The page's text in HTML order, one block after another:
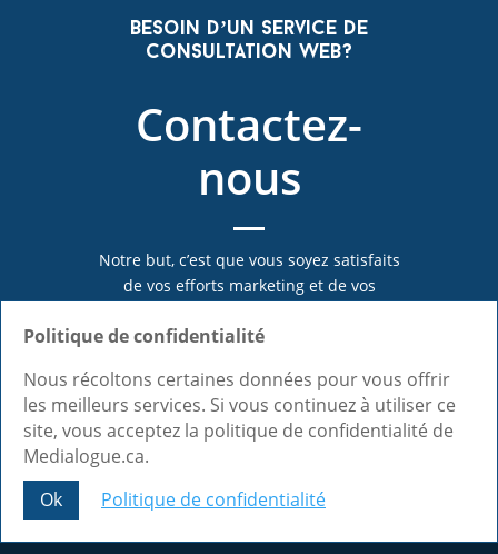
Besoin d’un service de
consultation web?
Contactez-
nous
Notre but, c’est que vous soyez satisfaits
de vos efforts marketing et de vos
C’est pourquoi nous mettons notre
vous puissiez vous développer de la
meilleure façon possible!
Appelez au 1-855-333-9955
Politique de confidentialité
Nous récoltons certaines données pour vous offrir
les meilleurs services. Si vous continuez à utiliser ce
site, vous acceptez la politique de confidentialité de
Medialogue.ca.
Ok
Politique de confidentialité